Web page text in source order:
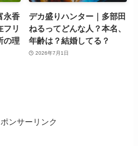
永香
フリ
の理
デカ盛りハンター｜多部田
ねるってどんな人？本名、
年齢は？結婚してる？
2026年7月1日
ンサーリンク